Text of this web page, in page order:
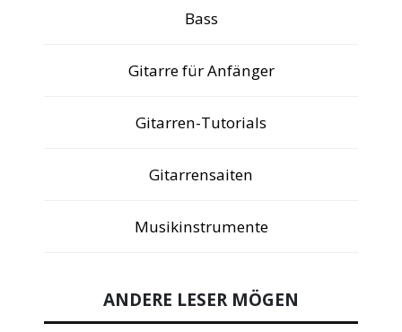
Bass
Gitarre für Anfänger
Gitarren-Tutorials
Gitarrensaiten
Musikinstrumente
ANDERE LESER MÖGEN